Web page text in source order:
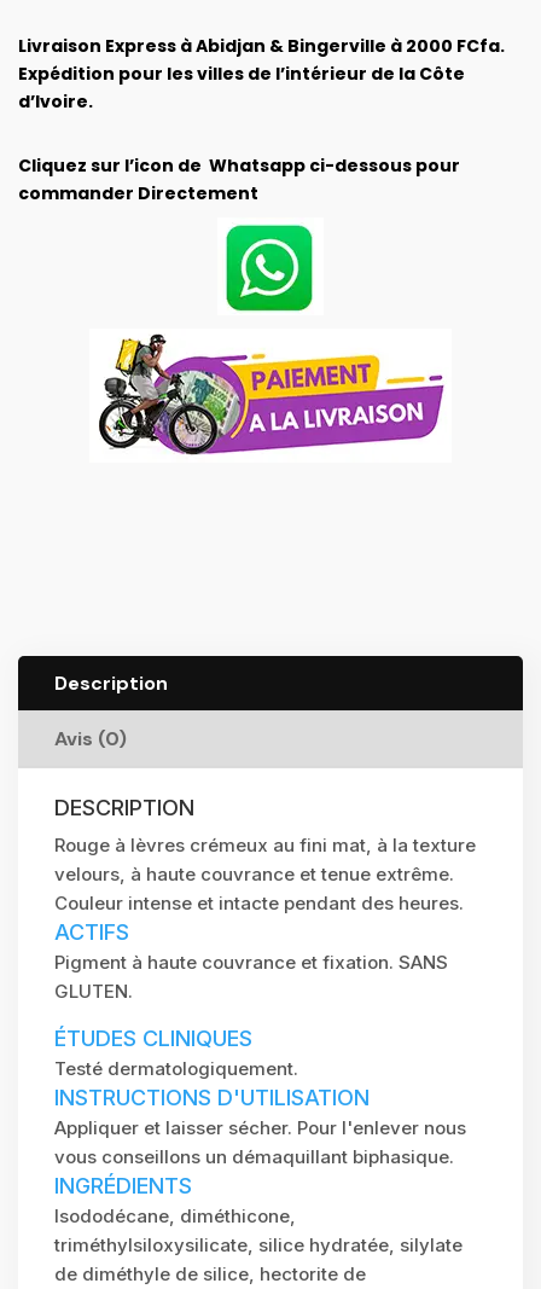
Livraison Express à Abidjan & Bingerville à 2000 FCfa.
Expédition pour les villes de l’intérieur de la Côte
d’Ivoire.
Cliquez sur l’icon de Whatsapp ci-dessous pour
commander Directement
Description
Avis (0)
DESCRIPTION
Rouge à lèvres crémeux au fini mat, à la texture
velours, à haute couvrance et tenue extrême.
Couleur intense et intacte pendant des heures.
ACTIFS
Pigment à haute couvrance et fixation. SANS
GLUTEN.
ÉTUDES CLINIQUES
Testé dermatologiquement.
INSTRUCTIONS D'UTILISATION
Appliquer et laisser sécher. Pour l'enlever nous
vous conseillons un démaquillant biphasique.
INGRÉDIENTS
Isododécane, diméthicone,
triméthylsiloxysilicate, silice hydratée, silylate
de diméthyle de silice, hectorite de